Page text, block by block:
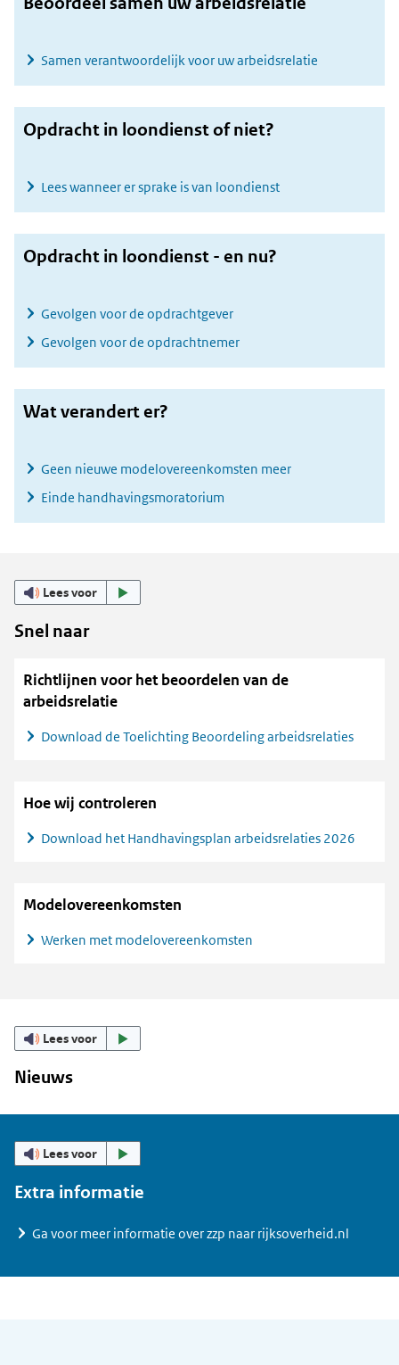
Samen verantwoordelijk voor uw arbeidsrelatie
Opdracht in loondienst of niet?
Lees wanneer er sprake is van loondienst
Opdracht in loondienst - en nu?
Gevolgen voor de opdrachtgever
Gevolgen voor de opdrachtnemer
Wat verandert er?
Geen nieuwe modelovereenkomsten meer
Einde handhavingsmoratorium
Lees voor
Snel naar
Richtlijnen voor het beoordelen van de
arbeidsrelatie
Download de Toelichting Beoordeling arbeidsrelaties
Hoe wij controleren
Download het Handhavingsplan arbeidsrelaties 2026
Modelovereenkomsten
Werken met modelovereenkomsten
Lees voor
Nieuws
Lees voor
Extra informatie
Ga voor meer informatie over zzp naar rijksoverheid.nl